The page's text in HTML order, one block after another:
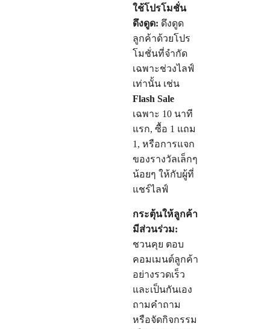
ใช้โปรโมชั่น
ดึงดูด: ดึงดูด
ลูกค้าด้วยโปร
โมชั่นที่จำกัด
เฉพาะช่วงไลฟ์
เท่านั้น เช่น
Flash Sale
เฉพาะ 10 นาที
แรก, ซื้อ 1 แถม
1, หรือการแจก
ของรางวัลเล็กๆ
น้อยๆ ให้กับผู้ที่
แชร์ไลฟ์
กระตุ้นให้ลูกค้า
มีส่วนร่วม:
ชวนคุย ตอบ
คอมเมนต์ลูกค้า
อย่างรวดเร็ว
และเป็นกันเอง
ถามคำถาม
หรือจัดกิจกรรม